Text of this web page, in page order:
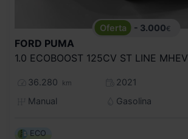
- 3.000€
FORD PUMA
1.0 ECOBOOST 125CV ST LINE MHEV
36.280 km
2021
Manual
Gasolina
ECO